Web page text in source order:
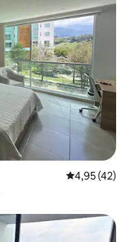
Gemiddelde
4,95 (42)